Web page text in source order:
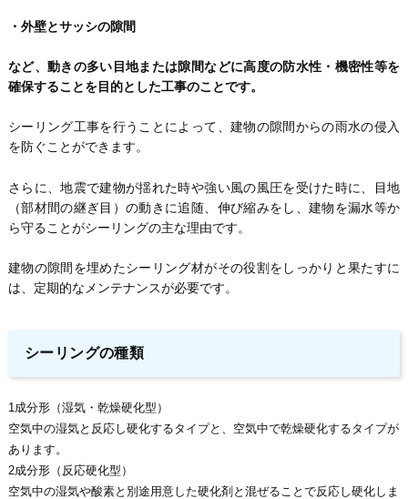
・外壁とサッシの隙間
など、動きの多い目地または隙間などに高度の防水性・機密性等を
確保することを目的とした工事のことです。
シーリング工事を行うことによって、建物の隙間からの雨水の侵入
を防ぐことができます。
さらに、地震で建物が揺れた時や強い風の風圧を受けた時に、目地
（部材間の継ぎ目）の動きに追随、伸び縮みをし、建物を漏水等か
ら守ることがシーリングの主な理由です。
建物の隙間を埋めたシーリング材がその役割をしっかりと果たすに
は、定期的なメンテナンスが必要です。
シーリングの種類
1成分形（湿気・乾燥硬化型）
空気中の湿気と反応し硬化するタイプと、空気中で乾燥硬化するタイプが
あります。
2成分形（反応硬化型）
空気中の湿気や酸素と別途用意した硬化剤と混ぜることで反応し硬化しま